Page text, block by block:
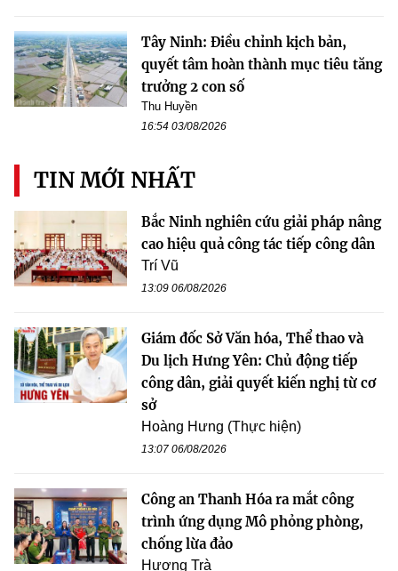
Tây Ninh: Điều chỉnh kịch bản,
quyết tâm hoàn thành mục tiêu tăng
trưởng 2 con số
Thu Huyền
16:54 03/08/2026
TIN MỚI NHẤT
Bắc Ninh nghiên cứu giải pháp nâng
cao hiệu quả công tác tiếp công dân
Trí Vũ
13:09 06/08/2026
Giám đốc Sở Văn hóa, Thể thao và
Du lịch Hưng Yên: Chủ động tiếp
công dân, giải quyết kiến nghị từ cơ
sở
Hoàng Hưng (Thực hiện)
13:07 06/08/2026
Công an Thanh Hóa ra mắt công
trình ứng dụng Mô phỏng phòng,
chống lừa đảo
Hương Trà